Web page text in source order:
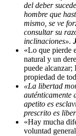
del deber
hombre que
mismo, se ve
consultar su
inclinaciones».
«Lo que pierde
natural y un
puede
propiedad de
«La libertad
auténticamente
apetito es
prescrito es
«Hay mucha
voluntad